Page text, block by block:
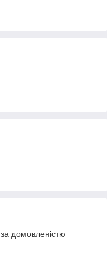
домовленістю